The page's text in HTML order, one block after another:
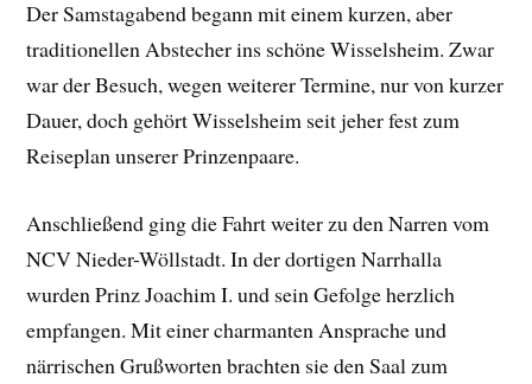
Der Samstagabend begann mit einem kurzen, aber
traditionellen Abstecher ins schöne Wisselsheim. Zwar
war der Besuch, wegen weiterer Termine, nur von kurzer
Dauer, doch gehört Wisselsheim seit jeher fest zum
Reiseplan unserer Prinzenpaare.
Anschließend ging die Fahrt weiter zu den Narren vom
NCV Nieder-Wöllstadt. In der dortigen Narrhalla
wurden Prinz Joachim I. und sein Gefolge herzlich
empfangen. Mit einer charmanten Ansprache und
närrischen Grußworten brachten sie den Saal zum